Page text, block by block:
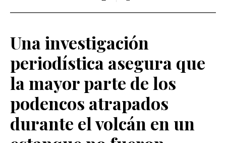
Una investigación
periodística asegura que
la mayor parte de los
podencos atrapados
durante el volcán en un